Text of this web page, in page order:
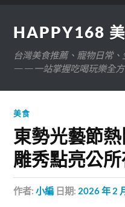
HAPPY168
台灣美食推薦、寵物日常
——一站掌握吃喝玩樂全方
美食
東勢光藝節
雕秀點亮公
作者:小編 日期: 2026 年 2